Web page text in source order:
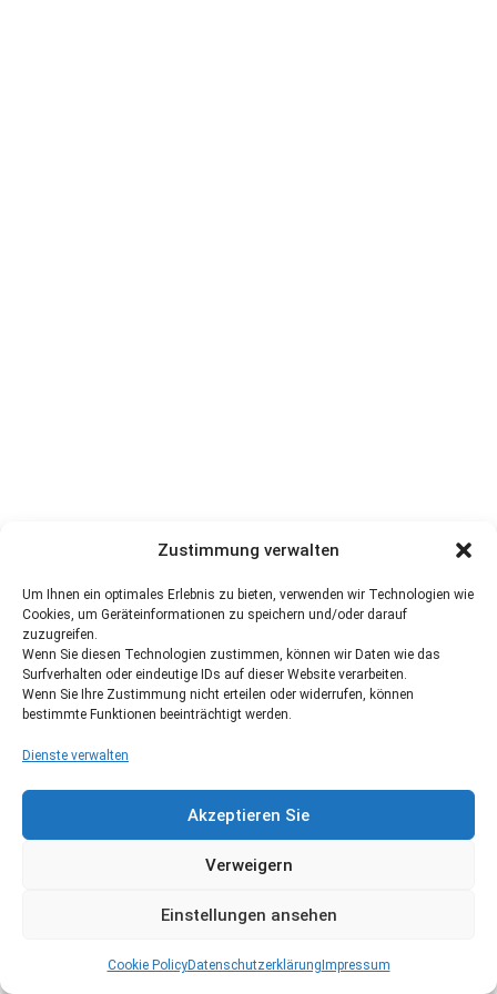
Zustimmung verwalten
Um Ihnen ein optimales Erlebnis zu bieten, verwenden wir Technologien wie
Cookies, um Geräteinformationen zu speichern und/oder darauf
zuzugreifen.
Wenn Sie diesen Technologien zustimmen, können wir Daten wie das
Surfverhalten oder eindeutige IDs auf dieser Website verarbeiten.
Wenn Sie Ihre Zustimmung nicht erteilen oder widerrufen, können
bestimmte Funktionen beeinträchtigt werden.
Dienste verwalten
Akzeptieren Sie
Verweigern
Einstellungen ansehen
Cookie PolicyDatenschutzerklärung Impressum